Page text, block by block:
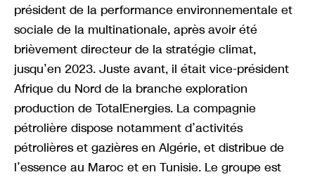
président de la performance environnementale et
sociale de la multinationale, après avoir été
brièvement directeur de la stratégie climat,
jusqu’en 2023. Juste avant, il était vice-président
Afrique du Nord de la branche exploration
production de TotalEnergies. La compagnie
pétrolière dispose notamment d’activités
pétrolières et gazières en Algérie, et distribue de
l’essence au Maroc et en Tunisie. Le groupe est